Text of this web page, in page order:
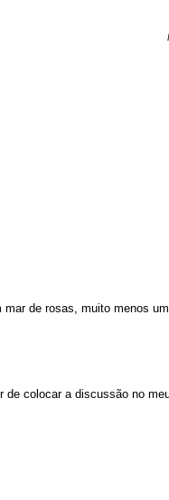
de rosas, muito menos
colocar a discussão no